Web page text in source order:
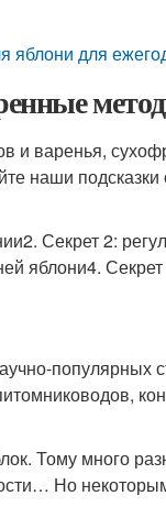
яблони для
и варенья,
наши подсказки
Секрет 2:
яблони4.
популярных
Тому много
Но